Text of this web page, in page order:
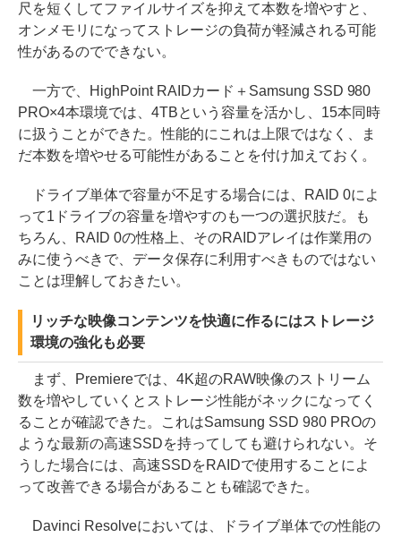
尺を短くしてファイルサイズを抑えて本数を増やすと、
オンメモリになってストレージの負荷が軽減される可能
性があるのでできない。
一方で、HighPoint RAIDカード＋Samsung SSD 980
PRO×4本環境では、4TBという容量を活かし、15本同時
に扱うことができた。性能的にこれは上限ではなく、ま
だ本数を増やせる可能性があることを付け加えておく。
ドライブ単体で容量が不足する場合には、RAID 0によ
って1ドライブの容量を増やすのも一つの選択肢だ。も
ちろん、RAID 0の性格上、そのRAIDアレイは作業用の
みに使うべきで、データ保存に利用すべきものではない
ことは理解しておきたい。
リッチな映像コンテンツを快適に作るにはストレージ
環境の強化も必要
まず、Premiereでは、4K超のRAW映像のストリーム
数を増やしていくとストレージ性能がネックになってく
ることが確認できた。これはSamsung SSD 980 PROの
ような最新の高速SSDを持ってしても避けられない。そ
うした場合には、高速SSDをRAIDで使用することによ
って改善できる場合があることも確認できた。
Davinci Resolveにおいては、ドライブ単体での性能の